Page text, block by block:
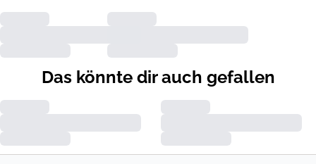
Das könnte dir auch gefallen